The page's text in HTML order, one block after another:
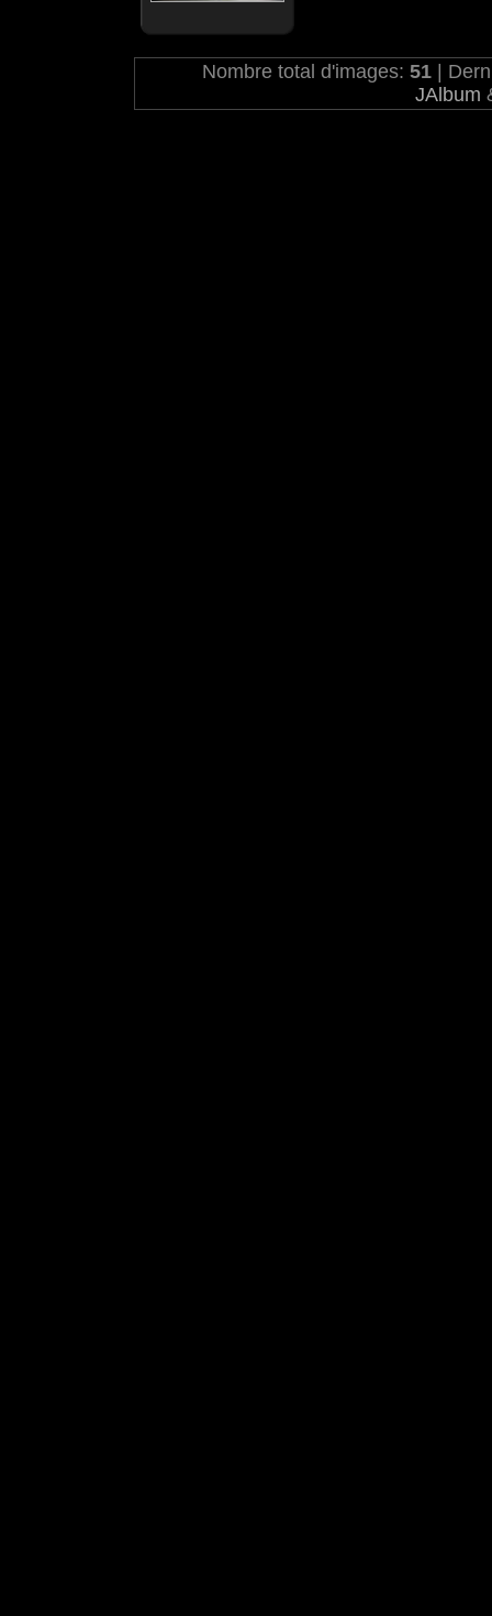
Nombre total d'images: 51|
JAlbum